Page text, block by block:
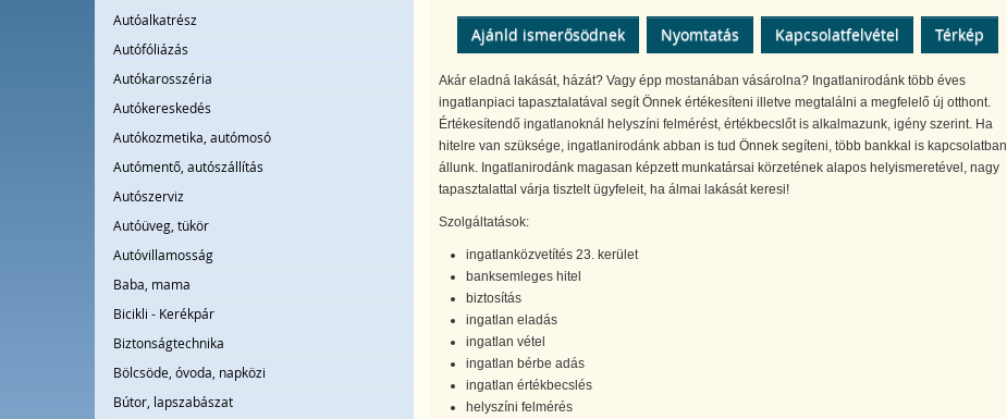
Autóalkatrész
Autófóliázás
Autókarosszéria
Autókereskedés
Autókozmetika, autómosó
Autómentő, autószállítás
Autószerviz
Autóüveg, tükör
Autóvillamosság
Baba, mama
Bicikli - Kerékpár
Biztonságtechnika
Bölcsöde, óvoda, napközi
Bútor, lapszabászat
Ajánld ismerősödnek Nyomtatás Kapcsolatfelvétel Térkép
Akár eladná lakását, házát? Vagy épp mostanában vásárolna? Ingatlanirodánk több éves
ingatlanpiaci tapasztalatával segít Önnek értékesíteni illetve megtalálni a megfelelő új otthont.
Értékesítendő ingatlanoknál helyszíni felmérést, értékbecslőt is alkalmazunk, igény szerint. Ha
hitelre van szüksége, ingatlanirodánk abban is tud Önnek segíteni, több bankkal is kapcsolatban
állunk. Ingatlanirodánk magasan képzett munkatársai körzetének alapos helyismeretével, nagy
tapasztalattal várja tisztelt ügyfeleit, ha álmai lakását keresi!
Szolgáltatások:
ingatlanközvetítés 23. kerület
banksemleges hitel
biztosítás
ingatlan eladás
ingatlan vétel
ingatlan bérbe adás
ingatlan értékbecslés
helyszíni felmérés